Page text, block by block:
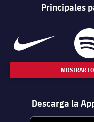
Principales
MOSTRAR
Descarga la